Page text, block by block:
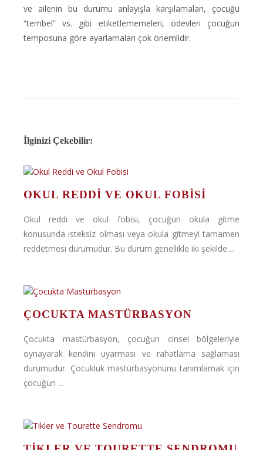
ve ailenin bu durumu anlayışla karşılamaları, çocuğu
“tembel” vs. gibi etiketlememeleri, ödevleri çocuğun
temposuna göre ayarlamaları çok önemlidir.
İlginizi Çekebilir:
OKUL REDDI VE OKUL FOBISI
Okul reddi ve okul fobisi, çocuğun okula gitme
konusunda isteksiz olması veya okula gitmeyi tamamen
reddetmesi durumudur. Bu durum genellikle iki şekilde ...
ÇOCUKTA MASTÜRBASYON
Çocukta mastürbasyon, çocuğun cinsel bölgeleriyle
oynayarak kendini uyarması ve rahatlama sağlaması
durumudur. Çocukluk mastürbasyonunu tanımlamak için
çocuğun ...